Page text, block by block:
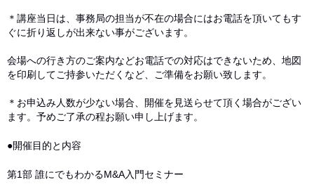
＊講座当日は、事務局の担当が不在の場合にはお電話を頂いてもす
ぐに折り返しが出来ない事がございます。
会場への行き方のご案内などお電話での対応はできないため、地図
を印刷してご持参いただくなど、ご準備をお願い致します。
＊お申込み人数が少ない場合、開催を見送らせて頂く場合がござい
ます。予めご了承の程お願い申し上げます。
●開催目的と内容
第1部 誰にでもわかるM&A入門セミナー